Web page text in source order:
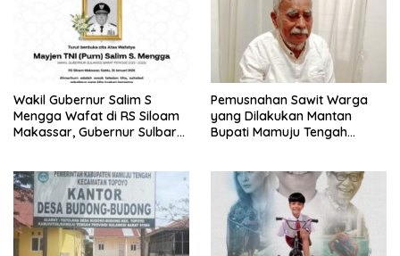
Wakil Gubernur Salim S
Mengga Wafat di RS Siloam
Makassar, Gubernur Sulbar
Pemusnahan Sawit Warga
yang Dilakukan Mantan
Bupati Mamuju Tengah